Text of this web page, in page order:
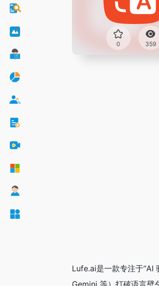
0 359
Lufe.ai是一款专注于“AI
Gemini 等）打破语言壁